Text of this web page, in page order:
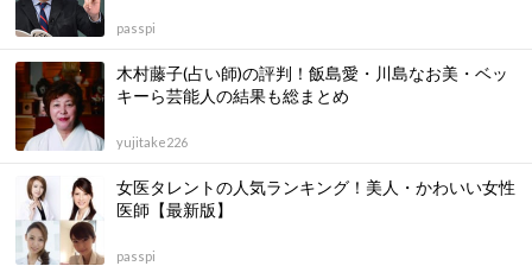
passpi
木村藤子(占い師)の評判！飯島愛・川島なお美・ベッ
キーら芸能人の結果も総まとめ
yujitake226
女医タレントの人気ランキング！美人・かわいい女性
医師【最新版】
passpi